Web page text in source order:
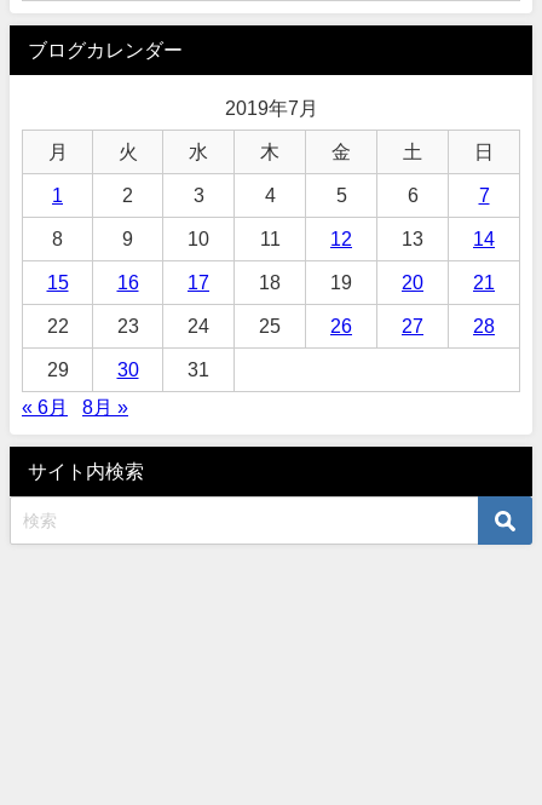
ブログカレンダー
2019年7月
月 火 水 木 金 土 日
1 2 3 4 5 6 7
8 9 10 11 12 13 14
15 16 17 18 19 20 21
22 23 24 25 26 27 28
29 30
31
« 6月
8月 »
サイト内検索